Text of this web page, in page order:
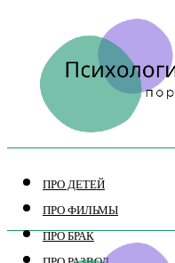
ПРО ДЕТЕЙ
ПРО ФИЛЬМЫ
ПРО БРАК